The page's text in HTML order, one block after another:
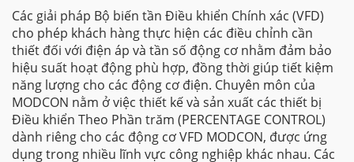
Các giải pháp Bộ biến tần Điều khiển Chính xác (VFD)
cho phép khách hàng thực hiện các điều chỉnh cần
thiết đối với điện áp và tần số động cơ nhằm đảm bảo
hiệu suất hoạt động phù hợp, đồng thời giúp tiết kiệm
năng lượng cho các động cơ điện. Chuyên môn của
MODCON nằm ở việc thiết kế và sản xuất các thiết bị
Điều khiển Theo Phần trăm (PERCENTAGE CONTROL)
dành riêng cho các động cơ VFD MODCON, được ứng
dụng trong nhiều lĩnh vực công nghiệp khác nhau. Các